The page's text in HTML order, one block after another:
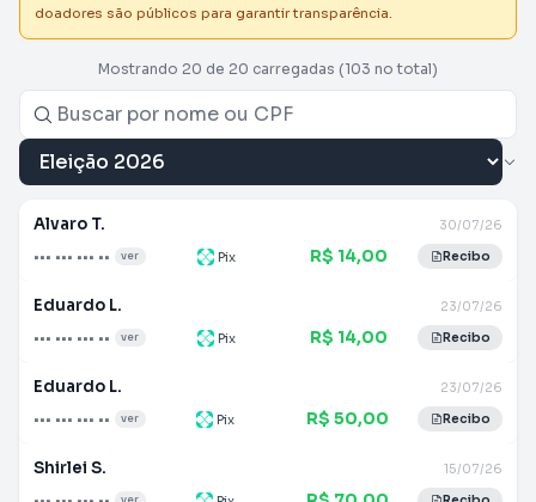
doadores são públicos para garantir transparência.
Mostrando 20 de 20 carregadas (103 no total)
Alvaro T.
••• ••• ••• •• ver
30/07/26
Pix R$ 14,00 Recibo
Eduardo L.
••• ••• ••• •• ver
23/07/26
Pix R$ 14,00 Recibo
Eduardo L.
••• ••• ••• •• ver
23/07/26
Pix R$ 50,00 Recibo
Shirlei S. 15/07/26